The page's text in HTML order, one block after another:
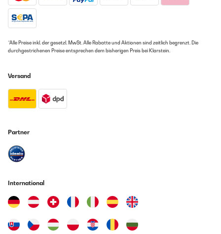
*Alle Preise inkl. der gesetzl. MwSt. Alle Rabatte und Aktionen sind zeitlich begrenzt. Die
durchgestrichenen Preise entsprechen dem bisherigen Preis bei Klarstein.
Versand
Partner
International